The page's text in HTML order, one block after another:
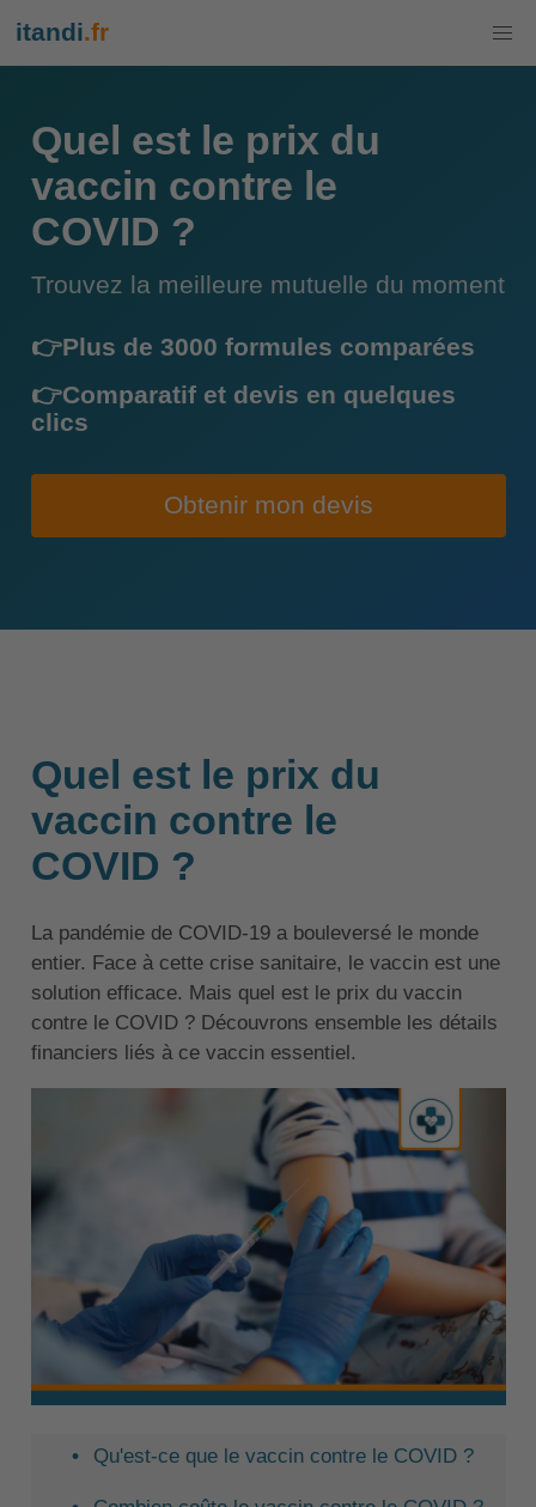
itandi.fr
Quel est le prix du
vaccin contre le
COVID ?
Trouvez la meilleure mutuelle du moment
👉Plus de 3000 formules comparées
👉Comparatif et devis en quelques
clics
Obtenir mon devis
Quel est le prix du
vaccin contre le
COVID ?
La pandémie de COVID-19 a bouleversé le monde
entier. Face à cette crise sanitaire, le vaccin est une
solution efficace. Mais quel est le prix du vaccin
contre le COVID ? Découvrons ensemble les détails
financiers liés à ce vaccin essentiel.
Qu'est-ce que le vaccin contre le COVID ?